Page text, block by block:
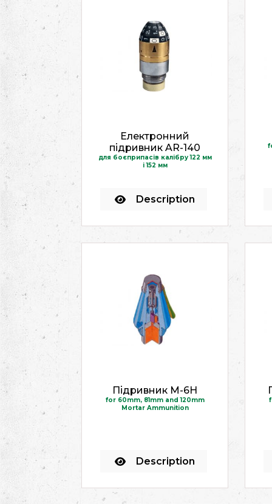
Електронний
підривник AR-140
для боєприпасів калібру 122 мм
і 152 мм
Description
Підривник M-6H
for 60mm, 81mm and 120mm
Mortar Ammunition
Description